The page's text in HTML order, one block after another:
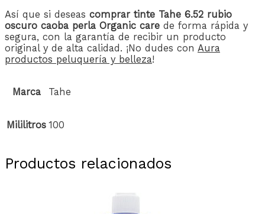
Así que si deseas comprar tinte Tahe 6.52 rubio
oscuro caoba perla Organic care de forma rápida y
segura, con la garantía de recibir un producto
original y de alta calidad. ¡No dudes con Aura
productos peluquería y belleza!
Marca Tahe
Mililitros 100
Productos relacionados